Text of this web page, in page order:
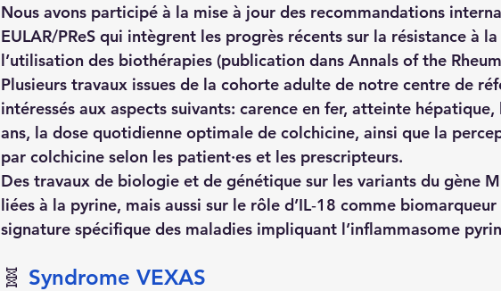
Nous avons participé à la mise à jour des recommandations
EULAR/PReS qui intègrent les progrès récents sur la résistance à
l’utilisation des biothérapies (publication dans Annals of the
Plusieurs travaux issues de la cohorte adulte de notre centre de
intéressés aux aspects suivants: carence en fer, atteinte
ans, la dose quotidienne optimale de colchicine, ainsi que la
par colchicine selon les patient·es et les prescripteurs.
Des travaux de biologie et de génétique sur les variants du gène
liées à la pyrine, mais aussi sur le rôle d’IL‑18 comme
signature spécifique des maladies impliquant l’inflammasome
🧬 Syndrome VEXAS